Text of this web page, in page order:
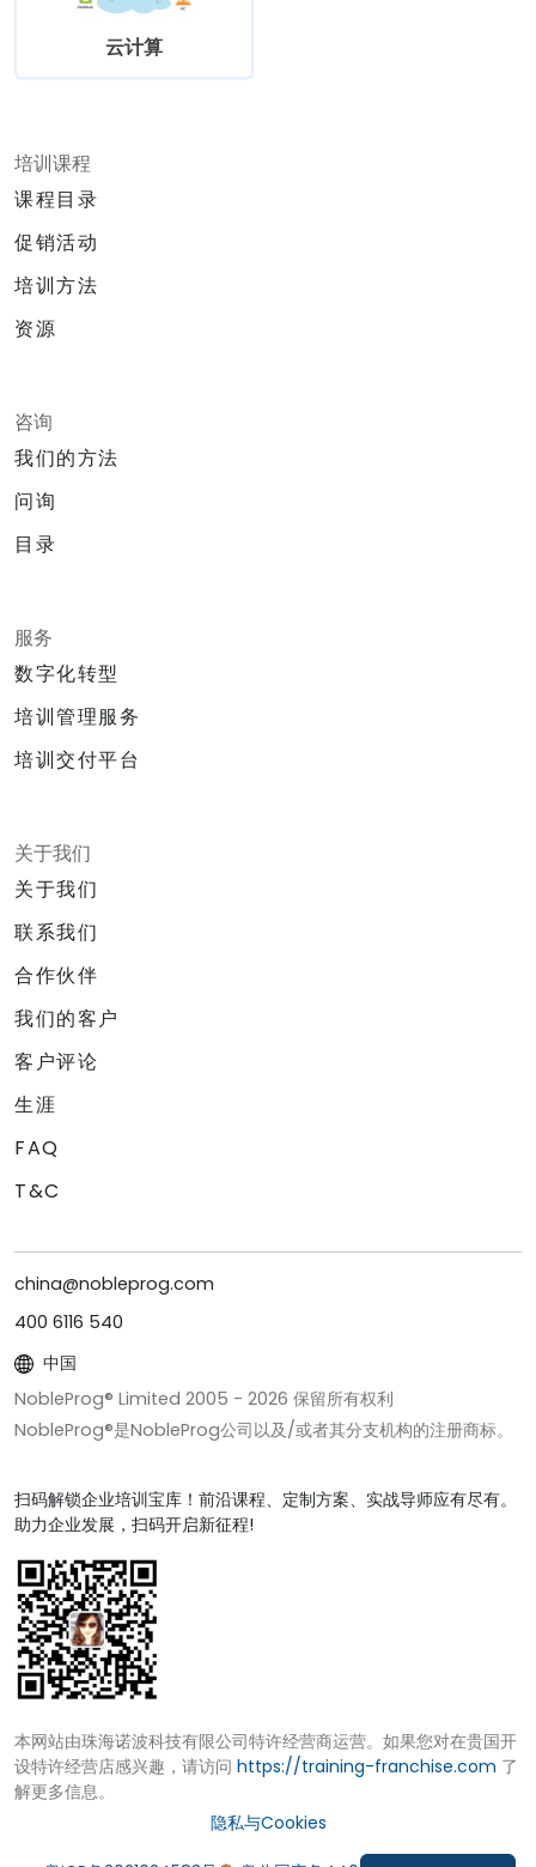
云计算
培训课程
课程目录
促销活动
培训方法
资源
咨询
我们的方法
问询
目录
服务
数字化转型
培训管理服务
培训交付平台
关于我们
关于我们
联系我们
合作伙伴
我们的客户
客户评论
生涯
FAQ
T&C
china@nobleprog.com
400 6116 540
中国
NobleProg® Limited 2005 - 2026 保留所有权利
NobleProg®是NobleProg公司以及/或者其分支机构的注册商标。
扫码解锁企业培训宝库！前沿课程、定制方案、实战导师应有尽有。
助力企业发展，扫码开启新征程!
本网站由珠海诺波科技有限公司特许经营商运营。如果您对在贵国开
设特许经营店感兴趣，请访问 https://training-franchise.com 了
解更多信息。
隐私与Cookies